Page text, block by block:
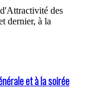
des
dernier, à la
et à la soirée